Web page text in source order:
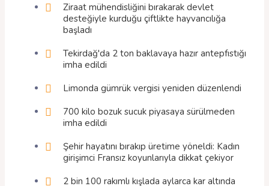
Ziraat mühendisliğini bırakarak devlet
desteğiyle kurduğu çiftlikte hayvancılığa
başladı
Tekirdağ'da 2 ton baklavaya hazır antepfıstığı
imha edildi
Limonda gümrük vergisi yeniden düzenlendi
700 kilo bozuk sucuk piyasaya sürülmeden
imha edildi
Şehir hayatını bırakıp üretime yöneldi: Kadın
girişimci Fransız koyunlarıyla dikkat çekiyor
2 bin 100 rakımlı kışlada aylarca kar altında